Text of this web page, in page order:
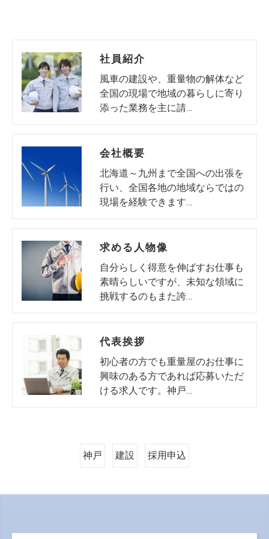
社員紹介
風車の建設や、重量物の解体など
全国の現場で地域の暮らしに寄り
添った業務を主に請…
会社概要
北海道～九州まで全国への出張を
行い、全国各地の地域ならではの
現場を経験できます…
求める人物像
自分らしく得意を伸ばすお仕事も
素晴らしいですが、未知な領域に
挑戦するのもまた誇…
代表挨拶
初心者の方でも重量屋のお仕事に
興味のある方であれば応募いただ
ける求人です。神戸…
神戸 建設 採用申込